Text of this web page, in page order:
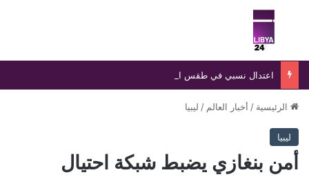
بحث عن
الرئيسية / أخبار العالم / ليبيا
ليبيا
أمن بنغازي يضبط شبكة احتيال